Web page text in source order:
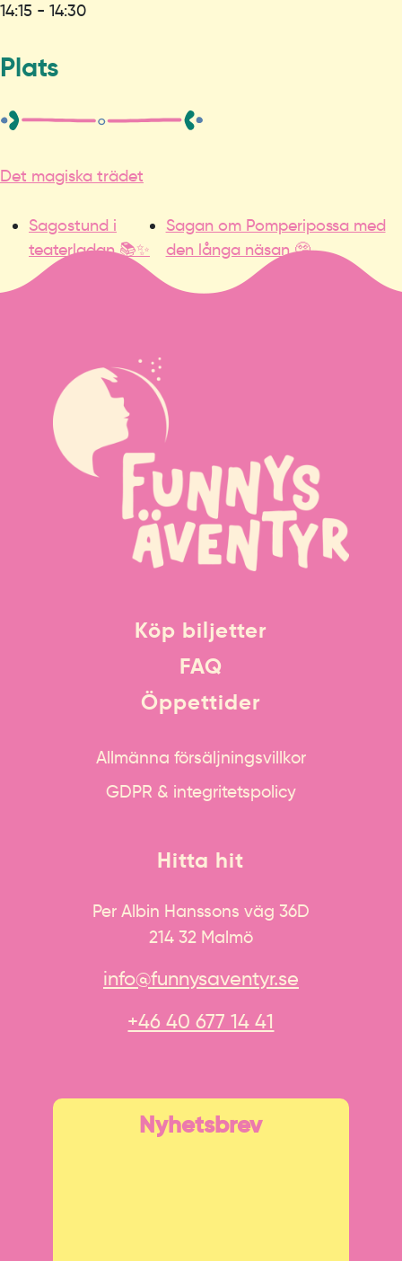
14:15 - 14:30
Plats
Det magiska trädet
Sagostund i
teaterladan 📚✨
Sagan om Pomperipossa med
den långa näsan 🤥
Köp biljetter
FAQ
Öppettider
Allmänna försäljningsvillkor
GDPR & integritetspolicy
Hitta hit
Per Albin Hanssons väg 36D
214 32 Malmö
info@funnysaventyr.se
+46 40 677 14 41
Nyhetsbrev